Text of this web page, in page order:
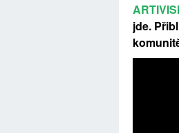
jde.